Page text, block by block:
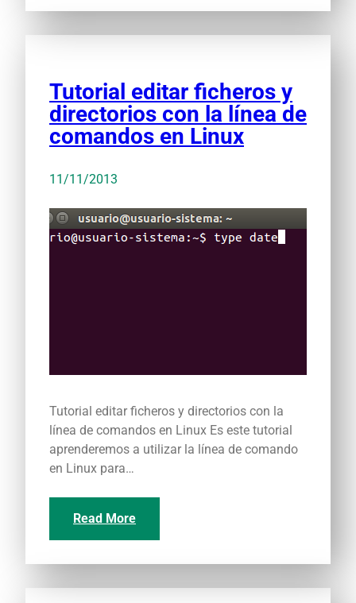
Tutorial editar ficheros y
directorios con la línea de
comandos en Linux
11/11/2013
Tutorial editar ficheros y directorios con la
línea de comandos en Linux Es este tutorial
aprenderemos a utilizar la línea de comando
en Linux para…
Read More